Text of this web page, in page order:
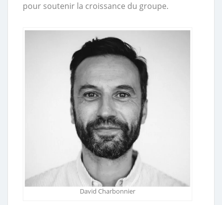
pour soutenir la croissance du groupe.
David Charbonnier